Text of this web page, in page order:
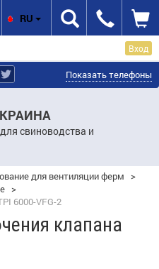
Вход
Показать телефоны
свиноводства и
RU
для вентиляции ферм
>
>
6000-VFG-2
клапана